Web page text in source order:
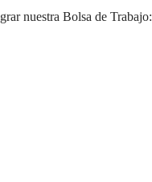
nuestra Bolsa de Trabajo: